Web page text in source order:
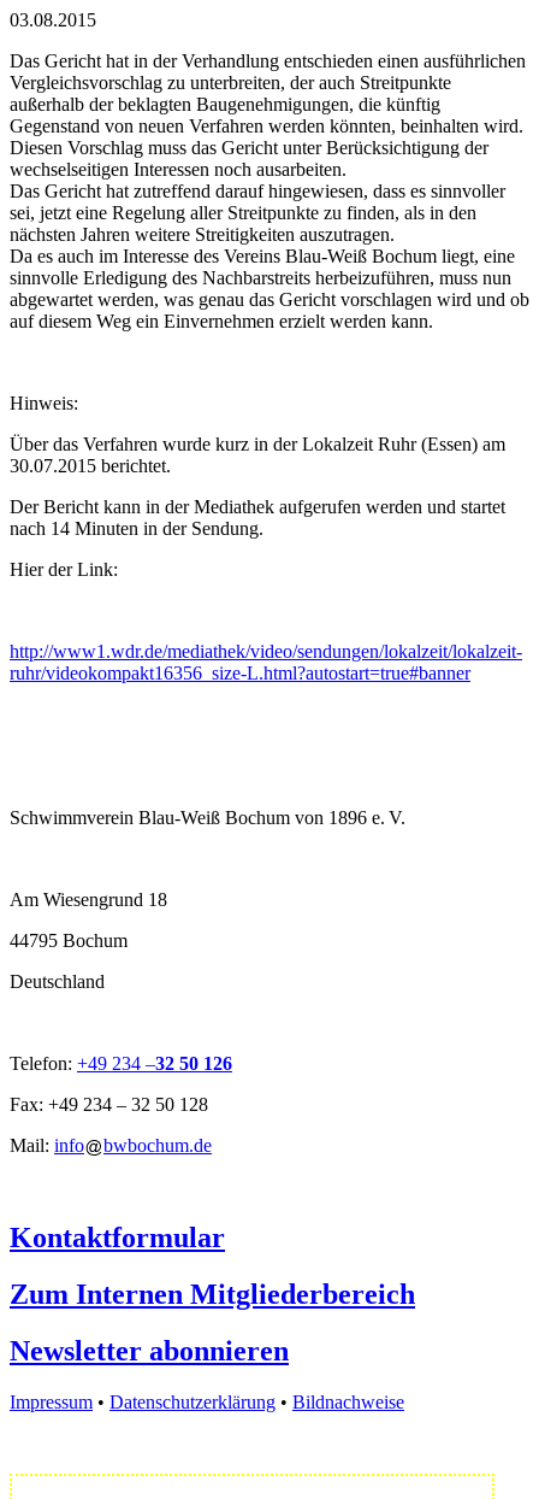
03.08.2015
Das Gericht hat in der Verhandlung entschieden einen ausführlichen
Vergleichsvorschlag zu unterbreiten, der auch Streitpunkte
außerhalb der beklagten Baugenehmigungen, die künftig
Gegenstand von neuen Verfahren werden könnten, beinhalten wird.
Diesen Vorschlag muss das Gericht unter Berücksichtigung der
wechselseitigen Interessen noch ausarbeiten.
Das Gericht hat zutreffend darauf hingewiesen, dass es sinnvoller
sei, jetzt eine Regelung aller Streitpunkte zu finden, als in den
nächsten Jahren weitere Streitigkeiten auszutragen.
Da es auch im Interesse des Vereins Blau-Weiß Bochum liegt, eine
sinnvolle Erledigung des Nachbarstreits herbeizuführen, muss nun
abgewartet werden, was genau das Gericht vorschlagen wird und ob
auf diesem Weg ein Einvernehmen erzielt werden kann.
Hinweis:
Über das Verfahren wurde kurz in der Lokalzeit Ruhr (Essen) am
30.07.2015 berichtet.
Der Bericht kann in der Mediathek aufgerufen werden und startet
nach 14 Minuten in der Sendung.
Hier der Link:
http://www1.wdr.de/mediathek/video/sendungen/lokalzeit/lokalzeit-
ruhr/videokompakt16356_size-L.html?autostart=true#banner
Schwimmverein Blau-Weiß Bochum von 1896 e. V.
Am Wiesengrund 18
44795 Bochum
Deutschland
Telefon: +49 234 –32 50 126
Fax: +49 234 – 32 50 128
Mail: info bwbochum.de
Kontaktformular
Zum Internen Mitgliederbereich
Newsletter abonnieren
Impressum • Datenschutzerklärung • Bildnachweise